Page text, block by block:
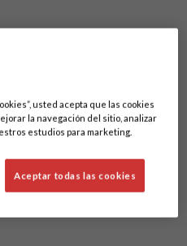
20/12/1980) amplía
hasta junio del 2028.
a la isla el pasado mes de
del club bermellón y se
para las próximas dos
usted acepta que las cookies
la navegación del sitio, analizar
estudios para marketing.
Aceptar todas las cookies